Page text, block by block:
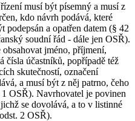
musí být písemný a musí z
kdo návrh podává, které
podepsán a opatřen datem (§ 42
soudní řád - dále jen OSŘ).
jméno, příjmení,
čísla účastníků, popřípadě též
skutečností, označení
a musí být z něj patrno, čeho
OSŘ). Navrhovatel je povinen
se dovolává, a to v listinné
2 OSŘ).